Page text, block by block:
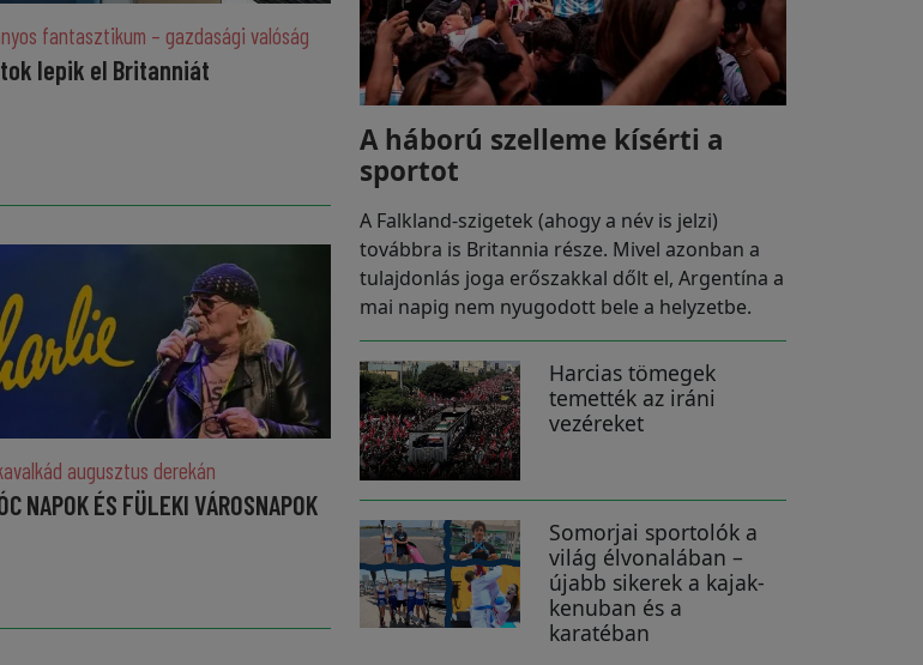
fantasztikum – gazdasági valóság
lepik el Britanniát
augusztus derekán
NAPOK ÉS FÜLEKI VÁROSNAPOK
A háború szelleme kísérti a
sportot
A Falkland-szigetek (ahogy a név is jelzi)
továbbra is Britannia része. Mivel azonban a
tulajdonlás joga erőszakkal dőlt el, Argentína a
mai napig nem nyugodott bele a helyzetbe.
Harcias tömegek
temették az iráni
vezéreket
Somorjai sportolók a
világ élvonalában –
újabb sikerek a kajak-
kenuban és a
karatéban